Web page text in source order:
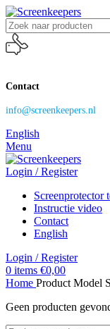
Contact
info@screenkeepers.nl
English
Menu
Login / Register
Screenprotector
Instructie video
Contact
English
Login / Register
0 items €0,00
Home Product Model
Geen producten